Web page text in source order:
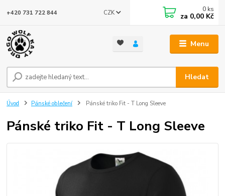
Menu
CZK
Hledat
+420 731 722 844 0 ks
za 0,00 Kč
Úvod Pánské oblečení Pánské triko Fit - T Long Sleeve
Pánské triko Fit - T Long Sleeve